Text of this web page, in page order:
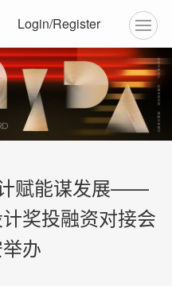
Login/Register
赋能谋发展——
奖投融资对接会
办